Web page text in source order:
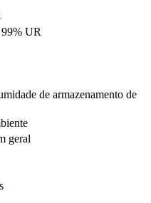
UR
de armazenamento de
geral